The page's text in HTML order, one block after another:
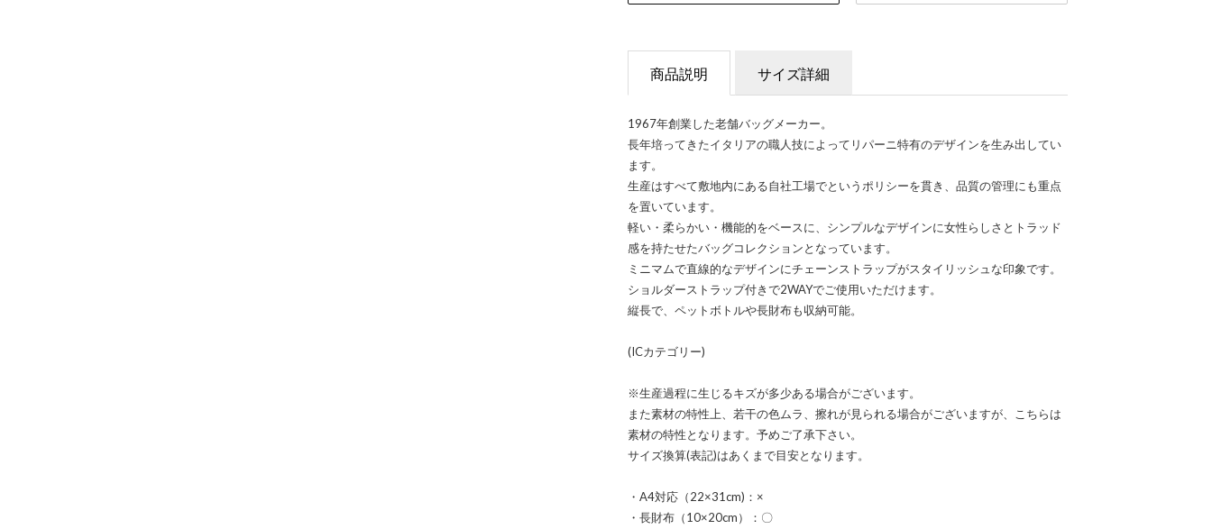
商品説明 サイズ詳細
1967年創業した老舗バッグメーカー。
長年培ってきたイタリアの職人技によってリパーニ特有のデザインを生み出してい
ます。
生産はすべて敷地内にある自社工場でというポリシーを貫き、品質の管理にも重点
を置いています。
軽い・柔らかい・機能的をベースに、シンプルなデザインに女性らしさとトラッド
感を持たせたバッグコレクションとなっています。
ミニマムで直線的なデザインにチェーンストラップがスタイリッシュな印象です。
ショルダーストラップ付きで2WAYでご使用いただけます。
縦長で、ペットボトルや長財布も収納可能。
(ICカテゴリー)
※生産過程に生じるキズが多少ある場合がございます。
また素材の特性上、若干の色ムラ、擦れが見られる場合がございますが、こちらは
素材の特性となります。予めご了承下さい。
サイズ換算(表記)はあくまで目安となります。
・A4対応（22×31cm)：×
・長財布（10×20cm）：〇